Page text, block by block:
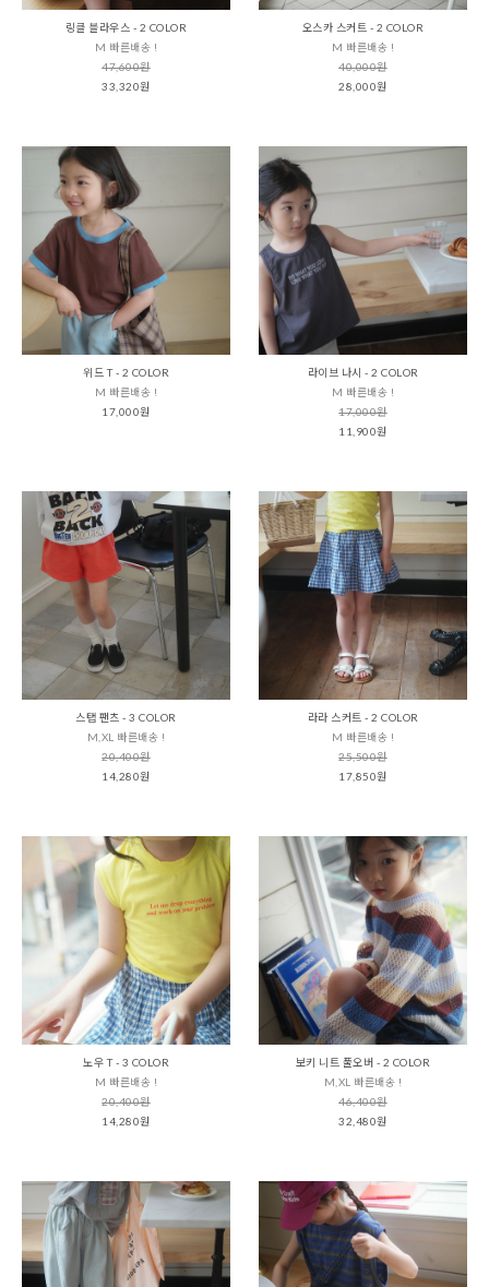
링클 블라우스 - 2 COLOR
M 빠른배송 !
47,600원
33,320원
오스카 스커트 - 2 COLOR
M 빠른배송 !
40,000원
28,000원
위드 T - 2 COLOR
M 빠른배송 !
17,000원
라이브 나시 - 2 COLOR
M 빠른배송 !
17,000원
11,900원
스탭 팬츠 - 3 COLOR
M,XL 빠른배송 !
20,400원
14,280원
라라 스커트 - 2 COLOR
M 빠른배송 !
25,500원
17,850원
노우 T - 3 COLOR
M 빠른배송 !
20,400원
14,280원
보키 니트 풀오버 - 2 COLOR
M,XL 빠른배송 !
46,400원
32,480원